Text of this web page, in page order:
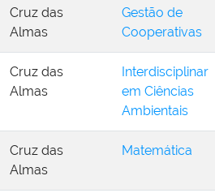
Cruz das
Almas
Gestão de
Cooperativas
Cruz das
Almas
Interdisciplinar
em Ciências
Ambientais
Cruz das
Almas
Matemática